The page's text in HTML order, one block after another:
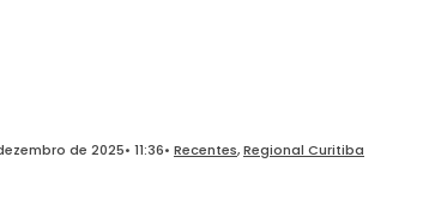
de 2025• 11:36• Recentes,Regional Curitiba